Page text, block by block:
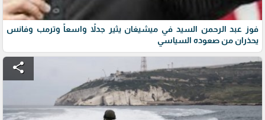
فوز عبد الرحمن السيد في ميشيغان يثير جدلاً واسعاً وترمب وفانس
يحذران من صعوده السياسي
share